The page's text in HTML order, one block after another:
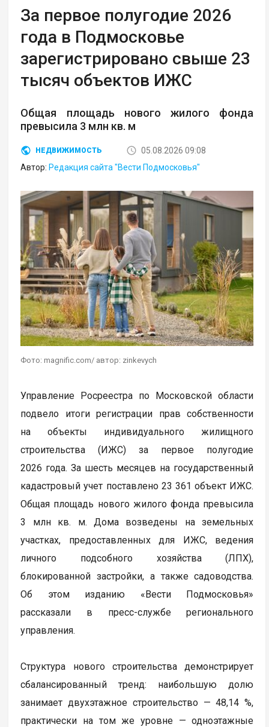
За первое полугодие 2026
года в Подмосковье
зарегистрировано свыше 23
тысяч объектов ИЖС
Общая площадь нового жилого фонда
превысила 3 млн кв. м
НЕДВИЖИМОСТЬ
05.08.2026 09:08
Автор: Редакция сайта "Вести Подмосковья"
Фото: magnific.com/ автор: zinkevych
Управление Росреестра по Московской области
подвело итоги регистрации прав собственности
на объекты индивидуального жилищного
строительства (ИЖС) за первое полугодие
2026 года. За шесть месяцев на государственный
кадастровый учет поставлено 23 361 объект ИЖС.
Общая площадь нового жилого фонда превысила
3 млн кв. м. Дома возведены на земельных
участках, предоставленных для ИЖС, ведения
личного подсобного хозяйства (ЛПХ),
блокированной застройки, а также садоводства.
Об этом изданию «Вести Подмосковья»
рассказали в пресс-службе регионального
управления.
Структура нового строительства демонстрирует
сбалансированный тренд: наибольшую долю
занимает двухэтажное строительство — 48,14 %,
практически на том же уровне — одноэтажные